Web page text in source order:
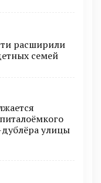
расширили
семей
улицы